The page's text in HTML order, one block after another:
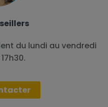
du lundi au vendredi